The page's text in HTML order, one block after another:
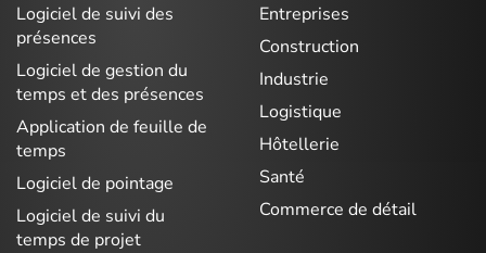
Logiciel de suivi des
présences
Logiciel de gestion du
temps et des présences
Application de feuille de
temps
Logiciel de pointage
Logiciel de suivi du
temps de projet
Entreprises
Construction
Industrie
Logistique
Hôtellerie
Santé
Commerce de détail